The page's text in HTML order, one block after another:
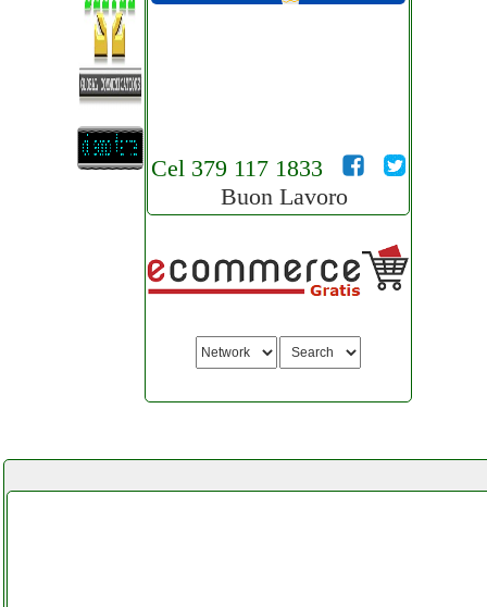
Cel 379 117 1833
Buon Lavoro